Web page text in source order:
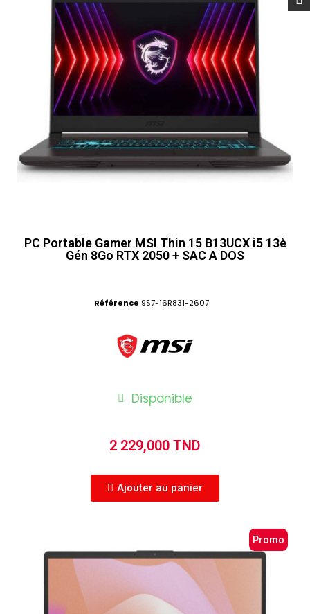
PC Portable Gamer MSI Thin 15 B13UCX i5 13è
Gén 8Go RTX 2050 + SAC A DOS
Référence 9S7-16R831-2607
Disponible
2 229,000 TND
Ajouter au panier
Promo